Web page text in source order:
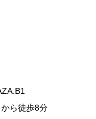
ら徒歩8分